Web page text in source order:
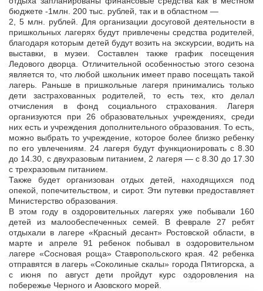
бюджете -1млн. 200 тыс. рублей, так и в областном —
2, 5 млн. рублей. Для организации досуговой деятельности в
пришкольных лагерях будут привлечены средства родителей,
благодаря которым детей будут возить на экскурсии, водить на
выставки, в музеи. Составлен также график посещения
Ледового дворца. Отличительной особенностью этого сезона
является то, что любой школьник имеет право посещать такой
лагерь. Раньше в пришкольные лагеря принимались только
дети застрахованных родителей, то есть тех, кто делал
отчисления в фонд социального страхования. Лагеря
организуются при 26 образовательных учреждениях, среди
них есть и учреждения дополнительного образования. То есть,
можно выбрать то учреждение, которое более близко ребенку
по его увлечениям. 24 лагеря будут функционировать с 8.30
до 14.30, с двухразовым питанием, 2 лагеря — с 8.30 до 17.30
с трехразовым питанием.
Также будет организован отдых детей, находящихся под
опекой, попечительством, и сирот. Эти путевки предоставляет
Министерство образования.
В этом году в оздоровительных лагерях уже побывали 160
детей из малообеспеченных семей. В феврале 27 ребят
отдыхали в лагере «Красный десант» Ростовской области, в
марте и апреле 91 ребенок побывал в оздоровительном
лагере «Сосновая роща» Ставропольского края. 42 ребенка
отправятся в лагерь «Соколиные скалы» города Пятигорска, а
с июня по август дети пройдут курс оздоровления на
побережье Черного и Азовского морей.